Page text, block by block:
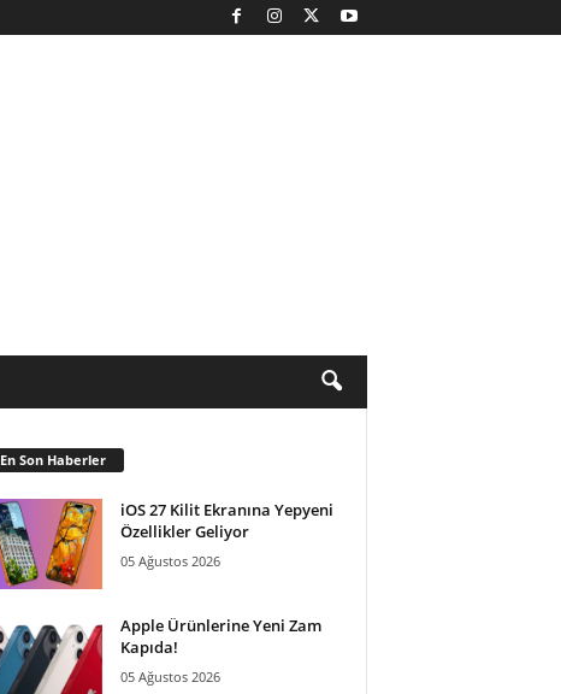
En Son Haberler
iOS 27 Kilit Ekranına Yepyeni
Özellikler Geliyor
05 Ağustos 2026
Apple Ürünlerine Yeni Zam
Kapıda!
05 Ağustos 2026